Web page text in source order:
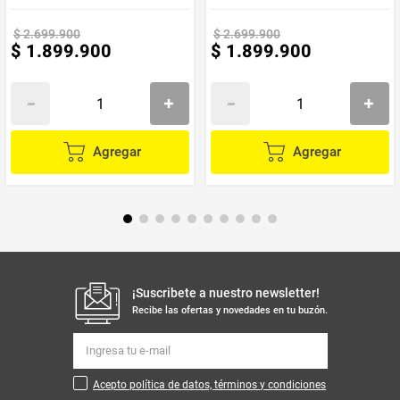
$2.699.900
$ 1.899.900
Agregar
$2.699.900
$ 1.899.900
Agregar
¡Suscribete a nuestro newsletter!
Recibe las ofertas y novedades en tu buzón.
Acepto política de datos, términos y condiciones